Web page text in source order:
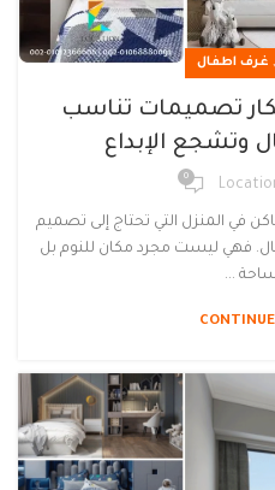
, غرف اطفال
تصميمات تناسب
وتشجع الإبداع
0
في المنزل التي تحتاج إلى تصميم
فهي ليست مجرد مكان للنوم بل
...